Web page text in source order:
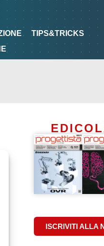
DI PROGETTAZIONE
TIPS&TRICKS
ISCRIVITI ALLA